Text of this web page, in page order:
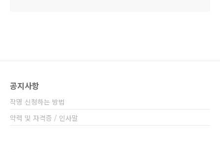
공지사항
작명 신청하는 방법
약력 및 자격증 / 인사말